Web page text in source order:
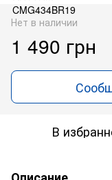
Нет в наличии
1 490 грн
В